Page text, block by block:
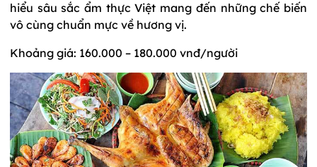
hiểu sâu sắc ẩm thực Việt mang đến những chế biến
vô cùng chuẩn mực về hương vị.
Khoảng giá: 160.000 – 180.000 vnđ/người